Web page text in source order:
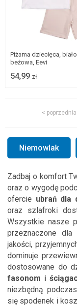
Dostępne w
rozmiarach
Piżama dziecięca,
beżowa, Eevi
54,99 zł
< poprzednia
Niemowlak
Zadbaj o komfort
oraz o wygodę
ofercie ubrań dla
oraz szlafroki
Wszystkie nasze
przeznaczone
jakości,
dominuje
dostosowane do
fasonom i
niezbędną
się spodenek i